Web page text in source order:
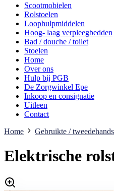
Scootmobielen
Rolstoelen
Loophulpmiddelen
Hoog- laag verpleegbedden
Bad / douche / toilet
Stoelen
Home
Over ons
Hulp bij PGB
De Zorgwinkel Epe
Inkoop en consignatie
Uitleen
Contact
Home
Gebruikte /
Elektrische